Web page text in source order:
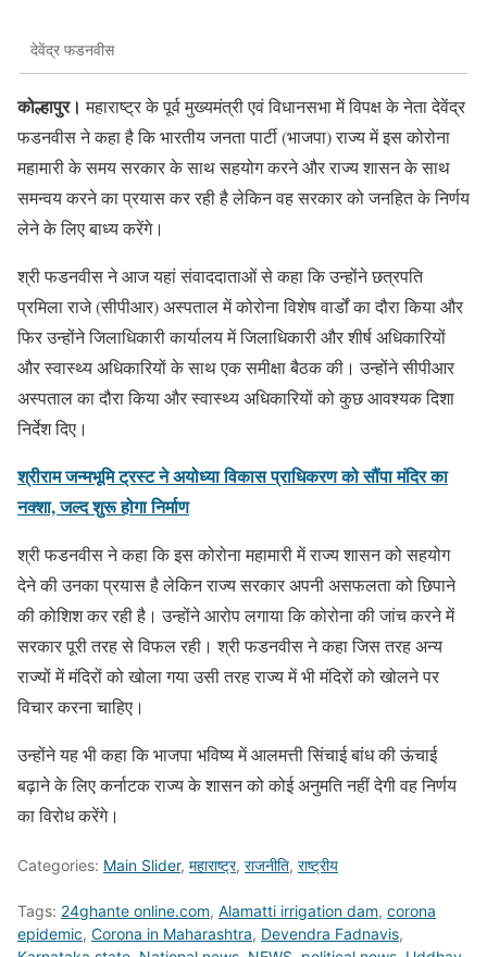
देवेंद्र फडनवीस
कोल्हापुर। महाराष्ट्र के पूर्व मुख्यमंत्री एवं विधानसभा में विपक्ष के नेता देवेंद्र
फडनवीस ने कहा है कि भारतीय जनता पार्टी (भाजपा) राज्य में इस कोरोना
महामारी के समय सरकार के साथ सहयोग करने और राज्य शासन के साथ
समन्वय करने का प्रयास कर रही है लेकिन वह सरकार को जनहित के निर्णय
लेने के लिए बाध्य करेंगे।
श्री फडनवीस ने आज यहां संवाददाताओं से कहा कि उन्होंने छत्रपति
प्रमिला राजे (सीपीआर) अस्पताल में कोरोना विशेष वार्डों का दौरा किया और
फिर उन्होंने जिलाधिकारी कार्यालय में जिलाधिकारी और शीर्ष अधिकारियों
और स्वास्थ्य अधिकारियों के साथ एक समीक्षा बैठक की। उन्होंने सीपीआर
अस्पताल का दौरा किया और स्वास्थ्य अधिकारियों को कुछ आवश्यक दिशा
निर्देश दिए।
श्रीराम जन्मभूमि ट्रस्ट ने अयोध्या विकास प्राधिकरण को सौंपा मंदिर का
नक्शा, जल्द शुरू होगा निर्माण
श्री फडनवीस ने कहा कि इस कोरोना महामारी में राज्य शासन को सहयोग
देने की उनका प्रयास है लेकिन राज्य सरकार अपनी असफलता को छिपाने
की कोशिश कर रही है। उन्होंने आरोप लगाया कि कोरोना की जांच करने में
सरकार पूरी तरह से विफल रही। श्री फडनवीस ने कहा जिस तरह अन्य
राज्यों में मंदिरों को खोला गया उसी तरह राज्य में भी मंदिरों को खोलने पर
विचार करना चाहिए।
उन्होंने यह भी कहा कि भाजपा भविष्य में आलमत्ती सिंचाई बांध की ऊंचाई
बढ़ाने के लिए कर्नाटक राज्य के शासन को कोई अनुमति नहीं देगी वह निर्णय
का विरोध करेंगे।
Categories: Main Slider, महाराष्ट्र, राजनीति, राष्ट्रीय
Tags: 24ghante online.com, Alamatti irrigation dam, corona
epidemic, Corona in Maharashtra, Devendra Fadnavis,